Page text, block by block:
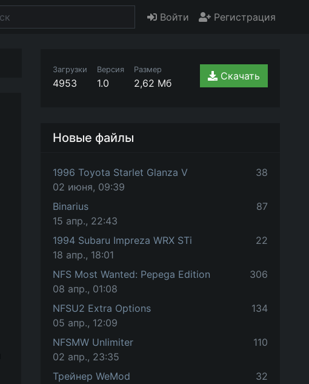
Войти Регистрация
Загрузки
4953
Версия
1.0
Размер
2,62 Мб
Скачать
Новые файлы
1996 Toyota Starlet Glanza V
02 июня, 09:39
38
Binarius
15 апр., 22:43
87
1994 Subaru Impreza WRX STi
18 апр., 18:01
22
NFS Most Wanted: Pepega Edition
08 апр., 01:08
306
NFSU2 Extra Options
05 апр., 12:09
134
NFSMW Unlimiter
02 апр., 23:35
110
Трейнер WeMod
32